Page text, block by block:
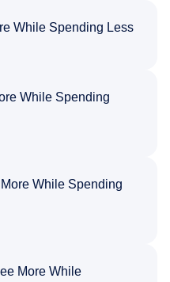
While Spending Less
While Spending
While Spending
More While